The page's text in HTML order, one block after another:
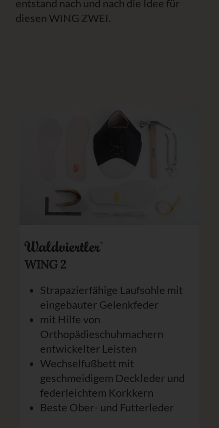
entstand nach und nach die Idee für
diesen WING ZWEI.
WING 2
Strapazierfähige Laufsohle mit
eingebauter Gelenkfeder
mit Hilfe von
Orthopädieschuhmachern
entwickelter Leisten
Wechselfußbett mit
geschmeidigem Deckleder und
federleichtem Korkkern
Beste Ober- und Futterleder